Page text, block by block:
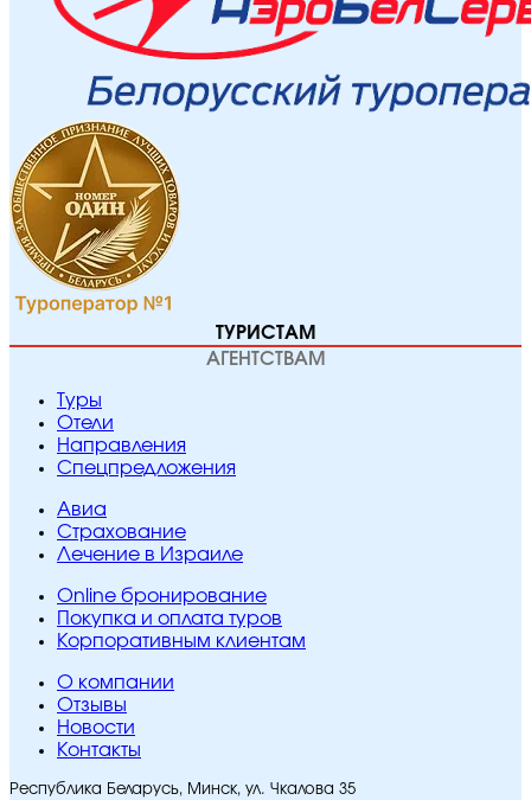
ТУРИСТАМ
АГЕНТСТВАМ
Туры
Отели
Направления
Спецпредложения
Авиа
Страхование
Лечение в Израиле
Online бронирование
Покупка и оплата туров
Корпоративным клиентам
O компании
Отзывы
Новости
Контакты
Республика Беларусь, Минск, ул. Чкалова 35